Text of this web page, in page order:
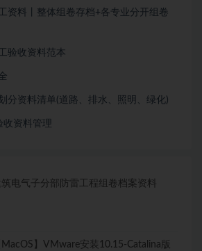
资料丨整体组卷存档+各专业分开组卷
验收资料范本
分资料清单(道路、排水、照明、绿化)
收资料管理
筑电气子分部防雷工程组卷档案资料
MacOS】VMware安装10.15-Catalina版